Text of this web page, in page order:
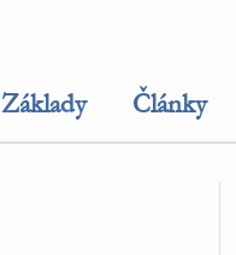
Základy Články